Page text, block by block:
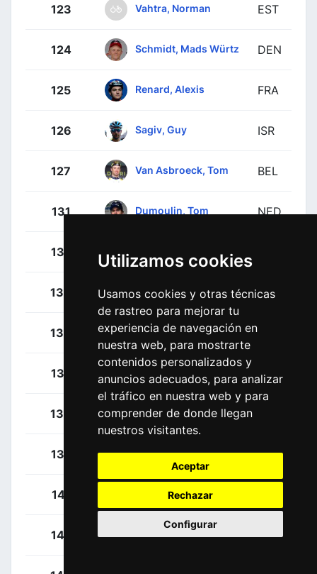
Utilizamos cookies
Usamos cookies y otras técnicas
de rastreo para mejorar tu
experiencia de navegación en
nuestra web, para mostrarte
contenidos personalizados y
anuncios adecuados, para analizar
el tráfico en nuestra web y para
comprender de donde llegan
nuestros visitantes.
Aceptar
Rechazar
Configurar
123 Vahtra, Norman EST
124 Schmidt, Mads Würtz DEN
125 Renard, Alexis FRA
126 Sagiv, Guy ISR
127 Van Asbroeck, Tom BEL
131 Dumoulin, Tom NED
132 Groenewegen, Dylan
133 Affini, Edoardo ITA
134 Kooij, Olav
135 Roosen, Timo NED
136 Teunissen, Mike
137 Van Emden, Jos NED
141 Carretero, Héctor
142 García Cortina, Iván ESP